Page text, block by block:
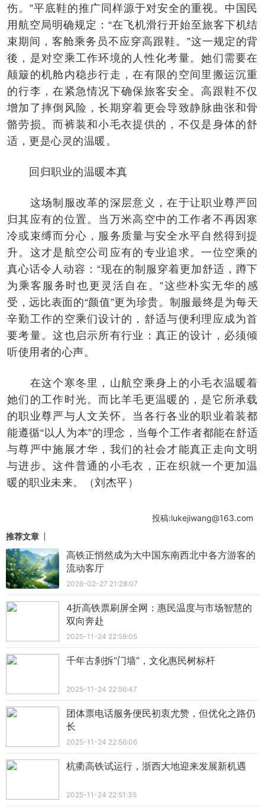
伤。”平底鞋的推广同样源于对安全的重视。中国民
用航空局明确规定：“在飞机滑行开始至旅客下机结
束期间，客舱乘务员不应穿高跟鞋。”这一规定的背
後，是对空乘工作环境的人性化考量。她们需要在
颠簸的机舱内稳步行走，在有限的空间里搬运沉重
的行李，在紧急情况下确保旅客安全。高跟鞋不仅
增加了摔倒风险，长期穿着更会导致静脉曲张和骨
骼劳损。而裤装和小毛衣提供的，不仅是身体的舒
适，更是心灵的温暖。
回归职业的温暖本真
这场制服改革的深层意义，在于让职业尊严回
归其应有的位置。当万米高空中的工作者不再因寒
冷或束缚而分心，服务质量与安全水平自然得到提
升。这才是航空公司应有的专业追求。一位空乘的
真心话令人动容：“现在的制服穿着更加舒适，蹲下
为乘客服务时也更灵活自在。”这些朴实无华的感
受，远比表面的“颜值”更为珍贵。制服最终是为每天
辛勤工作的空乘们设计的，舒适与便利理应成为首
要考量。这也启示所有行业：真正的设计，必须倾
听使用者的心声。
在这个寒冬里，山航空乘身上的小毛衣温暖着
她们的工作时光。而比羊毛更温暖的，是它所承载
的职业尊严与人文关怀。当各行各业的职业着装都
能遵循“以人为本”的理念，当每个工作者都能在舒适
与尊严中施展才华，我们的社会才能真正走向文明
与进步。这件普通的小毛衣，正在织就一个更加温
暖的职业未来。（刘杰平）
投稿:lukejiwang@163.com
推荐文章
高铁正悄然成为大中国东南西北中各方游客的
流动客厅
2026-02-27 21:28:07
4折高铁票刷屏全网：惠民温度与市场智慧的
双向奔赴
2025-11-24 22:59:05
千年古刹拆“门墙”，文化惠民树标杆
2025-11-24 22:56:47
团体票电话服务便民初衷尤赞，但优化之路仍
长
2025-11-24 22:56:06
杭衢高铁试运行，浙西大地迎来发展新机遇
2025-11-24 22:51:35